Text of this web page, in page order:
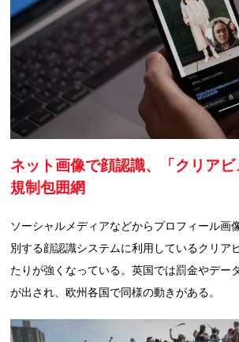
ネット画像で顔認識、「クリア
規制包囲網
ソーシャルメディアなどからプロフィール画
別する顔認識システムに利用しているクリア
たりが強くなっている。英国では罰金やデー
が出され、欧州各国で同様の動きがある。